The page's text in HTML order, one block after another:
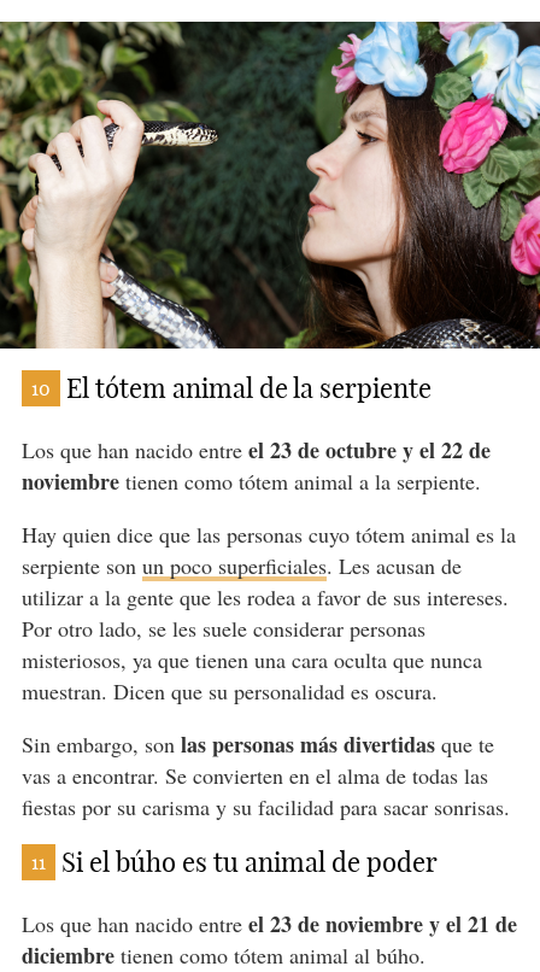
10 El tótem animal de la serpiente
Los que han nacido entre el 23 de octubre y el 22 de
noviembretienen como tótem animal a la serpiente.
Hay quien dice que las personas cuyo tótem animal es la
serpiente son un poco superficiales. Les acusan de
utilizar a la gente que les rodea a favor de sus intereses.
Por otro lado, se les suele considerar personas
misteriosos, ya que tienen una cara oculta que nunca
muestran. Dicen que su personalidad es oscura.
Sin embargo, son las personas más divertidasque te
vas a encontrar. Se convierten en el alma de todas las
fiestas por su carisma y su facilidad para sacar sonrisas.
11 Si el búho es tu animal de poder
Los que han nacido entre el 23 de noviembre y el 21 de
diciembretienen como tótem animal al búho.